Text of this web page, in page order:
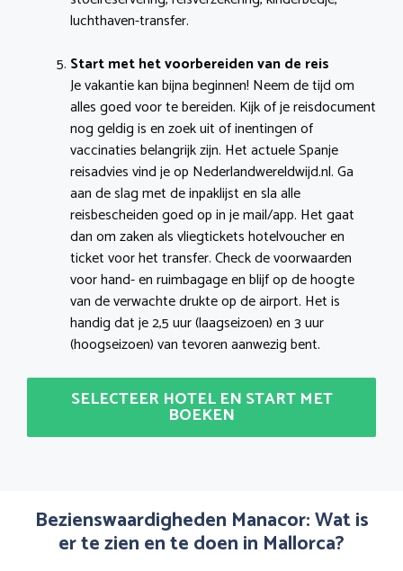
luchthaven-transfer.
Start met het voorbereiden van de reis
Je vakantie kan bijna beginnen! Neem de tijd om
alles goed voor te bereiden. Kijk of je reisdocument
nog geldig is en zoek uit of inentingen of
vaccinaties belangrijk zijn. Het actuele Spanje
reisadvies vind je op Nederlandwereldwijd.nl. Ga
aan de slag met de inpaklijst en sla alle
reisbescheiden goed op in je mail/app. Het gaat
dan om zaken als vliegtickets hotelvoucher en
ticket voor het transfer. Check de voorwaarden
voor hand- en ruimbagage en blijf op de hoogte
van de verwachte drukte op de airport. Het is
handig dat je 2,5 uur (laagseizoen) en 3 uur
(hoogseizoen) van tevoren aanwezig bent.
SELECTEER HOTEL EN START MET
BOEKEN
Bezienswaardigheden Manacor: Wat is
er te zien en te doen in Mallorca?